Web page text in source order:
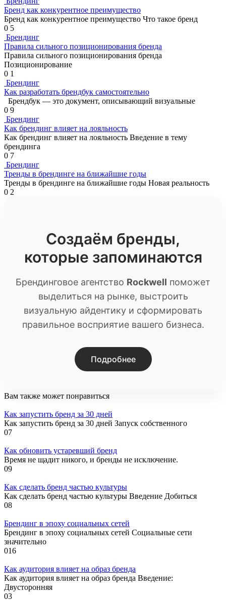
Бренд как конкурентное преимущество
Бренд как конкурентное преимущество Что такое бренд
0 5
Брендинг
Правила сильного позиционирования бренда
Правила сильного позиционирования бренда
Позиционирование
0 1
Брендинг
Как разработать брендбук самостоятельно
Брендбук — это документ, описывающий визуальные
0 9
Брендинг
Как брендинг влияет на лояльность
Как брендинг влияет на лояльность Введение в тему
брендинга
0 7
Брендинг
Тренды в брендинге на ближайшие годы
Тренды в брендинге на ближайшие годы Новая реальность
0 2
Создаём бренды,
которые запоминаются
Брендинговое агентство Rockwell поможет
выделиться на рынке, выстроить
визуальную айдентику и сформировать
правильное восприятие вашего бизнеса.
Подробнее
Вам также может понравиться
Как запустить бренд за 30 дней
Как запустить бренд за 30 дней Запуск собственного
07
Как обновить устаревший бренд
Время не щадит никого, и бренды не исключение.
09
Как сделать бренд частью культуры
Как сделать бренд частью культуры Введение Добиться
08
Брендинг в эпоху социальных сетей
Брендинг в эпоху социальных сетей Социальные сети
значительно
016
Как аудитория влияет на образ бренда
Как аудитория влияет на образ бренда Введение:
Двусторонняя
03